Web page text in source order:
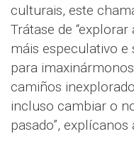
culturais, este
Trátase de
máis especulativo
para
camiños
incluso cambiar o
pasado”,